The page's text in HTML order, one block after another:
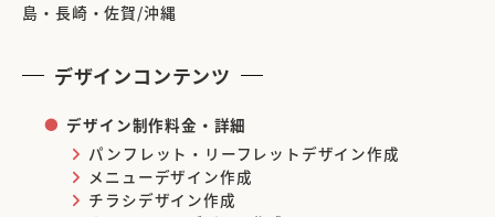
島・長崎・佐賀/沖縄
デザインコンテンツ
デザイン制作料金・詳細
パンフレット・リーフレットデザイン作成
メニューデザイン作成
チラシデザイン作成